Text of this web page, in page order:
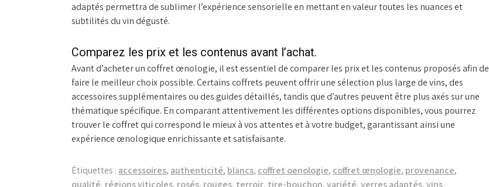
adaptés permettra de sublimer l’expérience sensorielle en mettant en valeur toutes les nuances et
subtilités du vin dégusté.
Comparez les prix et les contenus avant l’achat.
Avant d’acheter un coffret œnologie, il est essentiel de comparer les prix et les contenus proposés afin de
faire le meilleur choix possible. Certains coffrets peuvent offrir une sélection plus large de vins, des
accessoires supplémentaires ou des guides détaillés, tandis que d’autres peuvent être plus axés sur une
thématique spécifique. En comparant attentivement les différentes options disponibles, vous pourrez
trouver le coffret qui correspond le mieux à vos attentes et à votre budget, garantissant ainsi une
expérience œnologique enrichissante et satisfaisante.
Étiquettes : accessoires, authenticité, blancs, coffret oenologie, coffret œnologie, provenance,
qualité, régions viticoles, rosés, rouges, terroir, tire-bouchon,variété,verres adaptés,vins